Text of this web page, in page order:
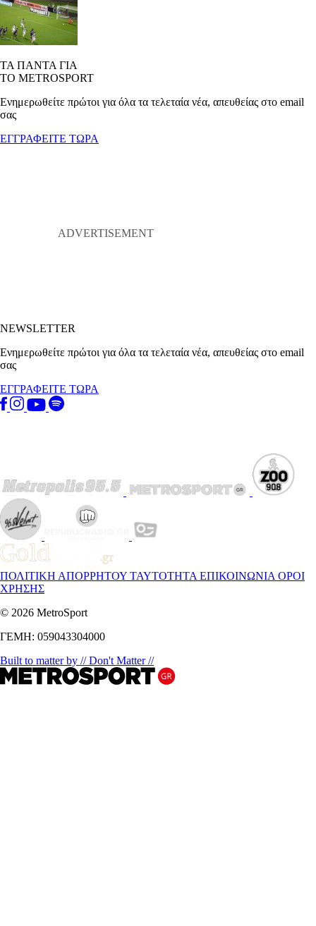
ΤΑ ΠΑΝΤΑ ΓΙΑ
ΤΟ METROSPORT
Ενημερωθείτε πρώτοι για όλα τα τελεταία νέα, απευθείας στο email
σας
ΕΓΓΡΑΦΕΙΤΕ ΤΩΡΑ
NEWSLETTER
Ενημερωθείτε πρώτοι για όλα τα τελεταία νέα, απευθείας στο email
σας
ΕΓΓΡΑΦΕΙΤΕ ΤΩΡΑ
ΠΟΛΙΤΙΚΗ ΑΠΟΡΡΗΤΟΥ ΤΑΥΤΟΤΗΤΑΕΠΙΚΟΙΝΩΝΙΑΟΡΟΙ
ΧΡΗΣΗΣ
© 2026 MetroSport
ΓΕΜΗ: 059043304000
Built to matter by // Don't Matter //